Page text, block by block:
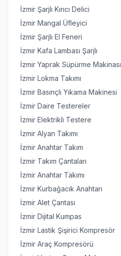
İzmir Şarjlı Kırıcı Delici
İzmir Mangal Üfleyici
İzmir Şarjlı El Feneri
İzmir Kafa Lambası Şarjlı
İzmir Yaprak Süpürme Makinası
İzmir Lokma Takımı
İzmir Basınçlı Yıkama Makinesi
İzmir Daire Testereler
İzmir Elektrikli Testere
İzmir Alyan Takımı
İzmir Anahtar Takım
İzmir Takım Çantaları
İzmir Anahtar Takımı
İzmir Kurbağacık Anahtarı
İzmir Alet Çantası
İzmir Dijital Kumpas
İzmir Lastik Şişirici Kompresör
İzmir Araç Kompresörü